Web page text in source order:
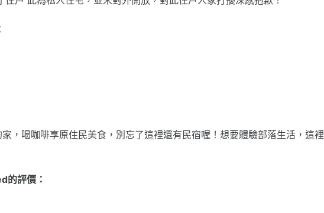
，喝咖啡享原住民美食，別忘了這裡還有民宿喔！想要體驗部落生活，這裡
的評價：